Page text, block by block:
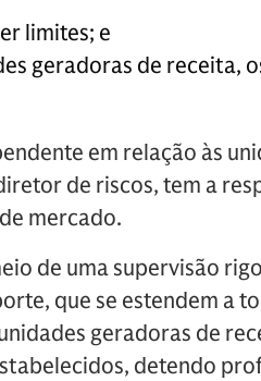
limites; e
geradoras de receita,
em relação às
de riscos, tem a
mercado.
de uma supervisão
que se estendem a
geradoras de
detendo